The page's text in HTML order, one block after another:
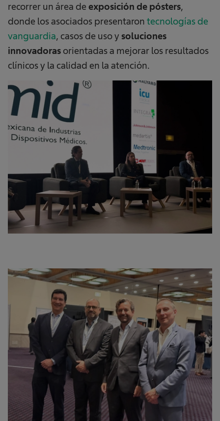
recorrer un área de exposición de pósters,
donde los asociados presentaron tecnologías de
vanguardia, casos de uso y soluciones
innovadoras orientadas a mejorar los resultados
clínicos y la calidad en la atención.